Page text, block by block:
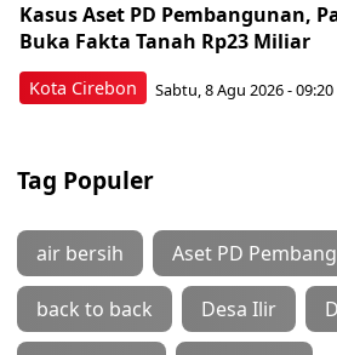
Kota Cirebon
Kasus Aset PD Pembangunan,
Buka Fakta Tanah Rp23 Miliar
Sabtu, 8 Agu 2026 - 09:20
Tag Populer
air bersih Aset PD
back to back Desa Ilir